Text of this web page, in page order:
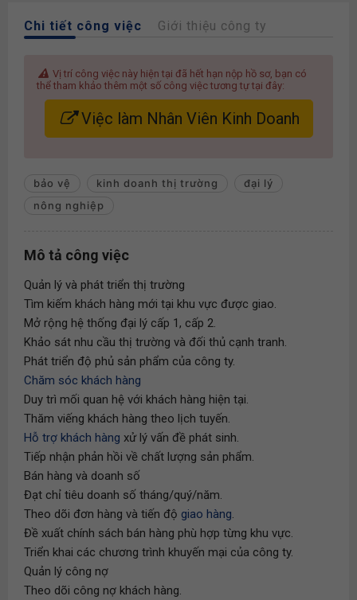
Chi tiết công việc Giới thiệu công ty
Vị trí công việc này hiện tại đã hết hạn nộp hồ sơ, bạn có
thể tham khảo thêm một số công việc tương tự tại đây:
Việc làm Nhân Viên Kinh Doanh
bảo vệ kinh doanh thị trường
đại lý
nông nghiệp
Mô tả công việc
Quản lý và phát triển thị trường
Tìm kiếm khách hàng mới tại khu vực được giao.
Mở rộng hệ thống đại lý cấp 1, cấp 2.
Khảo sát nhu cầu thị trường và đối thủ cạnh tranh.
Phát triển độ phủ sản phẩm của công ty.
Chăm sóc khách hàng
Duy trì mối quan hệ với khách hàng hiện tại.
Thăm viếng khách hàng theo lịch tuyến.
Hỗ trợ khách hàng xử lý vấn đề phát sinh.
Tiếp nhận phản hồi về chất lượng sản phẩm.
Bán hàng và doanh số
Đạt chỉ tiêu doanh số tháng/quý/năm.
Theo dõi đơn hàng và tiến độ giao hàng.
Đề xuất chính sách bán hàng phù hợp từng khu vực.
Triển khai các chương trình khuyến mại của công ty.
Quản lý công nợ
Theo dõi công nợ khách hàng.